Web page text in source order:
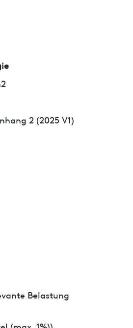
2 (2025 V1)
Belastung